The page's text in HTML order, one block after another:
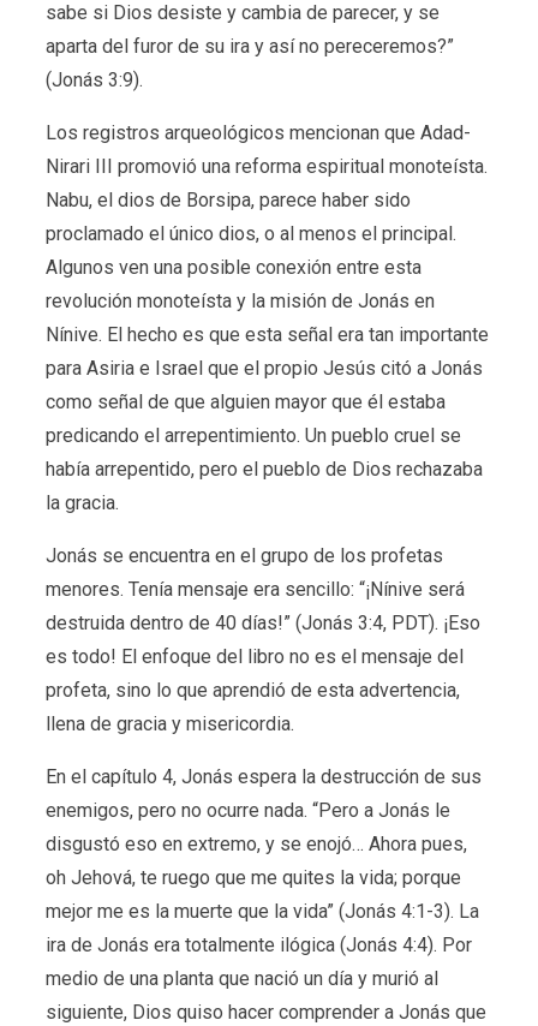
sabe si Dios desiste y cambia de parecer, y se
aparta del furor de su ira y así no pereceremos?”
(Jonás 3:9).
Los registros arqueológicos mencionan que Adad-
Nirari III promovió una reforma espiritual monoteísta.
Nabu, el dios de Borsipa, parece haber sido
proclamado el único dios, o al menos el principal.
Algunos ven una posible conexión entre esta
revolución monoteísta y la misión de Jonás en
Nínive. El hecho es que esta señal era tan importante
para Asiria e Israel que el propio Jesús citó a Jonás
como señal de que alguien mayor que él estaba
predicando el arrepentimiento. Un pueblo cruel se
había arrepentido, pero el pueblo de Dios rechazaba
la gracia.
Jonás se encuentra en el grupo de los profetas
menores. Tenía mensaje era sencillo: “¡Nínive será
destruida dentro de 40 días!” (Jonás 3:4, PDT). ¡Eso
es todo! El enfoque del libro no es el mensaje del
profeta, sino lo que aprendió de esta advertencia,
llena de gracia y misericordia.
En el capítulo 4, Jonás espera la destrucción de sus
enemigos, pero no ocurre nada. “Pero a Jonás le
disgustó eso en extremo, y se enojó… Ahora pues,
oh Jehová, te ruego que me quites la vida; porque
mejor me es la muerte que la vida” (Jonás 4:1-3). La
ira de Jonás era totalmente ilógica (Jonás 4:4). Por
medio de una planta que nació un día y murió al
siguiente, Dios quiso hacer comprender a Jonás que